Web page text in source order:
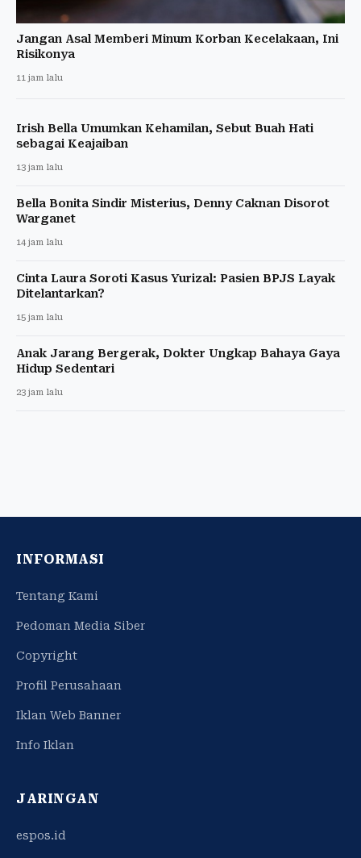
Jangan Asal Memberi Minum Korban Kecelakaan, Ini
Risikonya
11 jam lalu
Irish Bella Umumkan Kehamilan, Sebut Buah Hati
sebagai Keajaiban
13 jam lalu
Bella Bonita Sindir Misterius, Denny Caknan Disorot
Warganet
14 jam lalu
Cinta Laura Soroti Kasus Yurizal: Pasien BPJS Layak
Ditelantarkan?
15 jam lalu
Anak Jarang Bergerak, Dokter Ungkap Bahaya Gaya
Hidup Sedentari
23 jam lalu
INFORMASI
Tentang Kami
Pedoman Media Siber
Copyright
Profil Perusahaan
Iklan Web Banner
Info Iklan
JARINGAN
espos.id